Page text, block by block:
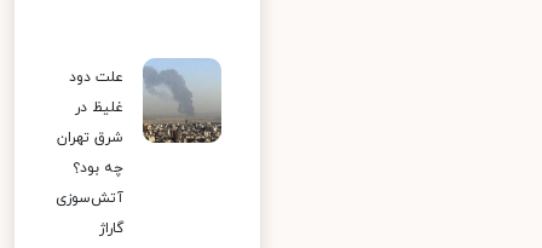
علت دود
غلیظ در
شرق تهران
چه بود؟
آتش‌سوزی
گاراژ